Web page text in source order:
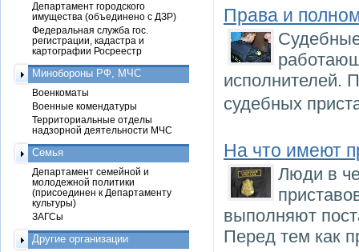
Права и
исполнителей.
судебных
На что имеют
Люди в
выполняют
Перед тем как
Департамент городского
имущества (объединено с ДЗР)
Федеральная служба гос.
регистрации, кадастра и
картографии Росреестр
Минобороны РФ, МЧС
Военкоматы
Военные комендатуры
Территориальные отделы
надзорной деятельности МЧС
Семья
Департамент семейной и
молодежной политики
(присоединен к Департаменту
культуры)
ЗАГСы
Другие организации